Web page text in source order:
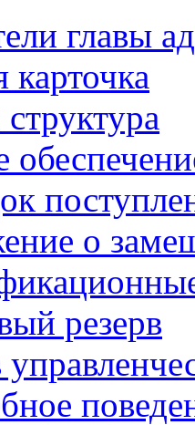
главы
карточка
о
резерв